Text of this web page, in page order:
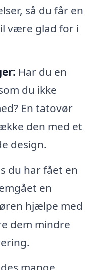
så du får en
være glad for i
Har du en
du ikke
En tatovør
den med et
design.
du har fået en
en
hjælpe med
dem mindre